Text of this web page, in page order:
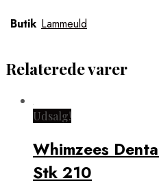
Butik Lammeuld
Relaterede varer
Udsalg!
Whimzees
Stk 210